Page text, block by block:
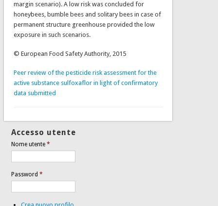
margin scenario). A low risk was concluded for
honeybees, bumble bees and solitary bees in case of
permanent structure greenhouse provided the low
exposure in such scenarios.
© European Food Safety Authority, 2015
Peer review of the pesticide risk assessment for the
active substance sulfoxaflor in light of confirmatory
data submitted
Accesso utente
Nome utente*
Password*